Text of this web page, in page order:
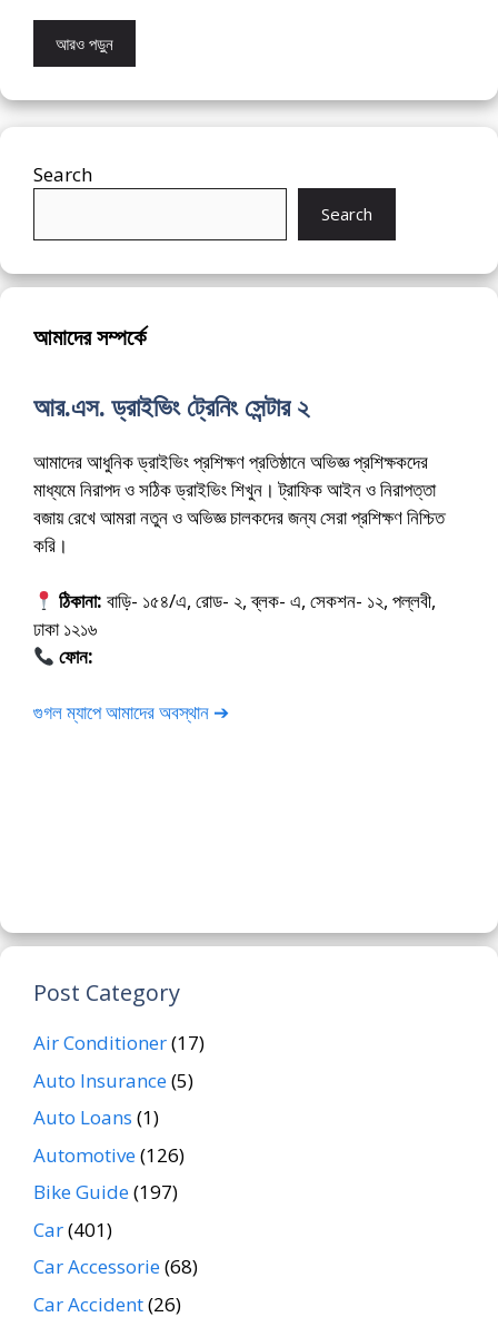
আরও পড়ুন
Search
Search
আমাদের সম্পর্কে
আর.এস. ড্রাইভিং ট্রেনিং সেন্টার ২
আমাদের আধুনিক ড্রাইভিং প্রশিক্ষণ প্রতিষ্ঠানে অভিজ্ঞ প্রশিক্ষকদের
মাধ্যমে নিরাপদ ও সঠিক ড্রাইভিং শিখুন। ট্রাফিক আইন ও নিরাপত্তা
বজায় রেখে আমরা নতুন ও অভিজ্ঞ চালকদের জন্য সেরা প্রশিক্ষণ নিশ্চিত
করি।
ঠিকানা: বাড়ি- ১৫৪/এ, রোড- ২, ব্লক- এ, সেকশন- ১২, পল্লবী,
ঢাকা ১২১৬
ফোন:
গুগল ম্যাপে আমাদের অবস্থান ➔
Post Category
Air Conditioner(17)
Auto Insurance(5)
Auto Loans (1)
Automotive(126)
Bike Guide(197)
Car(401)
Car Accessorie(68)
Car Accident(26)